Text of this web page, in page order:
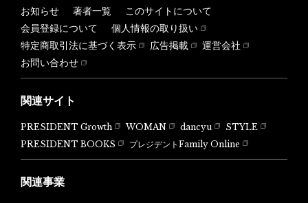
お知らせ 著者一覧
このサイトについて
会員登録について
個人情報の取り扱い
特定商取引法に基づく表示
広告掲載
運営会社
お問い合わせ
関連サイト
PRESIDENT Growth WOMAN dancyu
STYLE
PRESIDENT BOOKS
プレジデントFamily Online
関連事業